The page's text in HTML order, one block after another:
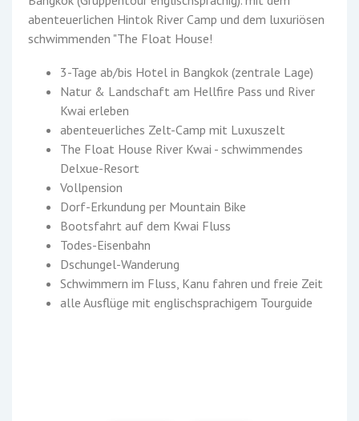
abenteuerlichen Hintok River Camp und dem luxuriösen
schwimmenden "The Float House!
3-Tage ab/bis Hotel in Bangkok (zentrale Lage)
Natur & Landschaft am Hellfire Pass und River
Kwai erleben
abenteuerliches Zelt-Camp mit Luxuszelt
The Float House River Kwai - schwimmendes
Delxue-Resort
Vollpension
Dorf-Erkundung per Mountain Bike
Bootsfahrt auf dem Kwai Fluss
Todes-Eisenbahn
Dschungel-Wanderung
Schwimmern im Fluss, Kanu fahren und freie Zeit
alle Ausflüge mit englischsprachigem Tourguide